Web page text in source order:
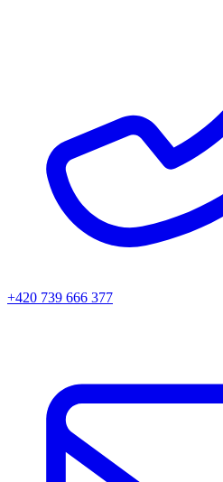
+420 739 666 377